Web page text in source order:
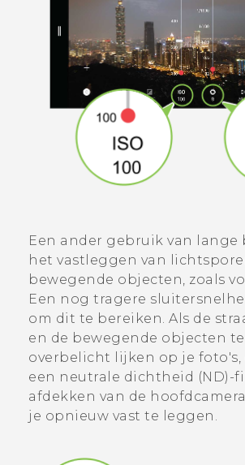
Een ander gebruik van
het vastleggen van
bewegende objecten, zoals
Een nog tragere
om dit te bereiken. Als de
en de bewegende objecten
overbelicht lijken op je foto's,
een neutrale dichtheid (ND)-
afdekken van de
je opnieuw vast te leggen.